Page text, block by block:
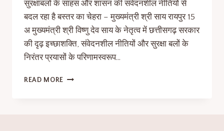
सुरक्षाबलों के साहस और शासन की संवेदनशील नीतियों से
बदल रहा है बस्तर का चेहरा – मुख्यमंत्री श्री साय रायपुर 15
अ मुख्यमंत्री श्री विष्णु देव साय के नेतृत्व में छत्तीसगढ़ सरकार
की दृढ़ इच्छाशक्ति, संवेदनशील नीतियों और सुरक्षा बलों के
निरंतर प्रयासों के परिणामस्वरूप…
READ MORE